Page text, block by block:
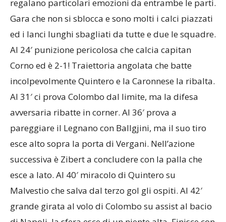
Gara che non si sblocca e sono molti i calci piazzati
ed i lanci lunghi sbagliati da tutte e due le squadre.
Al 24′ punizione pericolosa che calcia capitan
Corno ed è 2-1! Traiettoria angolata che batte
incolpevolmente Quintero e la Caronnese la ribalta.
Al 31′ ci prova Colombo dal limite, ma la difesa
avversaria ribatte in corner. Al 36′ prova a
pareggiare il Legnano con Ballgjini, ma il suo tiro
esce alto sopra la porta di Vergani. Nell’azione
successiva è Zibert a concludere con la palla che
esce a lato. Al 40′ miracolo di Quintero su
Malvestio che salva dal terzo gol gli ospiti. Al 42′
grande girata al volo di Colombo su assist al bacio
di Napoli, la sfera esce di un niente alta. Finisce con